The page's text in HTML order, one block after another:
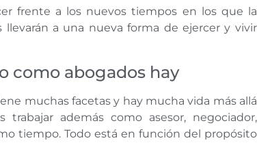
frente a los nuevos tiempos en los que la
a una nueva forma de ejercer y vivir
como abogados hay
muchas facetas y hay mucha vida más allá
además como asesor, negociador,
tiempo. Todo está en función del propósito